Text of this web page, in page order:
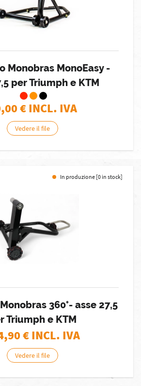
Monobras MonoEasy -
per Triumph e KTM
€ INCL. IVA
Vedere il file
In produzione [0 in stock]
360°- asse 27,5
Triumph e KTM
€ INCL. IVA
Vedere il file